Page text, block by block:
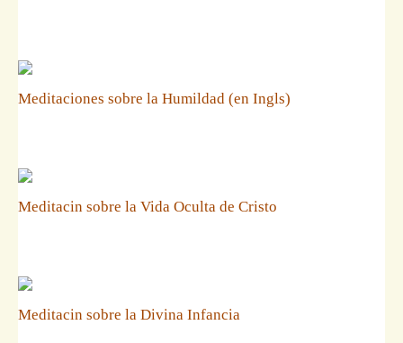
Meditaciones sobre la Humildad (en Ingls)
Meditacin sobre la Vida Oculta de Cristo
Meditacin sobre la Divina Infancia